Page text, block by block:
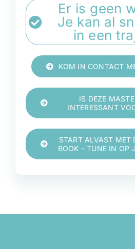
Er is geen
Je kan al
in een
KOM IN CONTACT
IS DEZE
INTERESSANT
START ALVAST MET
BOOK – TUNE IN OP